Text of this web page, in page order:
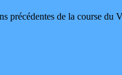
précédentes de la course du